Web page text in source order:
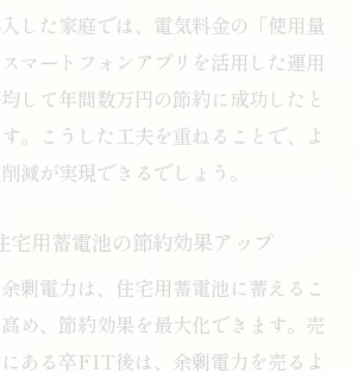
した家庭では、電気料金の「使用量
マートフォンアプリを活用した運用
して年間数万円の節約に成功したと
。こうした工夫を重ねることで、よ
減が実現できるでしょう。
宅用蓄電池の節約効果アップ
剰電力は、住宅用蓄電池に蓄えるこ
め、節約効果を最大化できます。売
ある卒FIT後は、余剰電力を売るよ